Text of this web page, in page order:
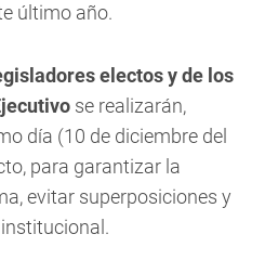
último año.
electos y de los
se realizarán,
día (10 de diciembre del
para garantizar la
evitar superposiciones y